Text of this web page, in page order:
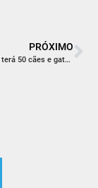
PRÓXIMO
“Sábado Animal” terá 50 cães e gatos para adoção